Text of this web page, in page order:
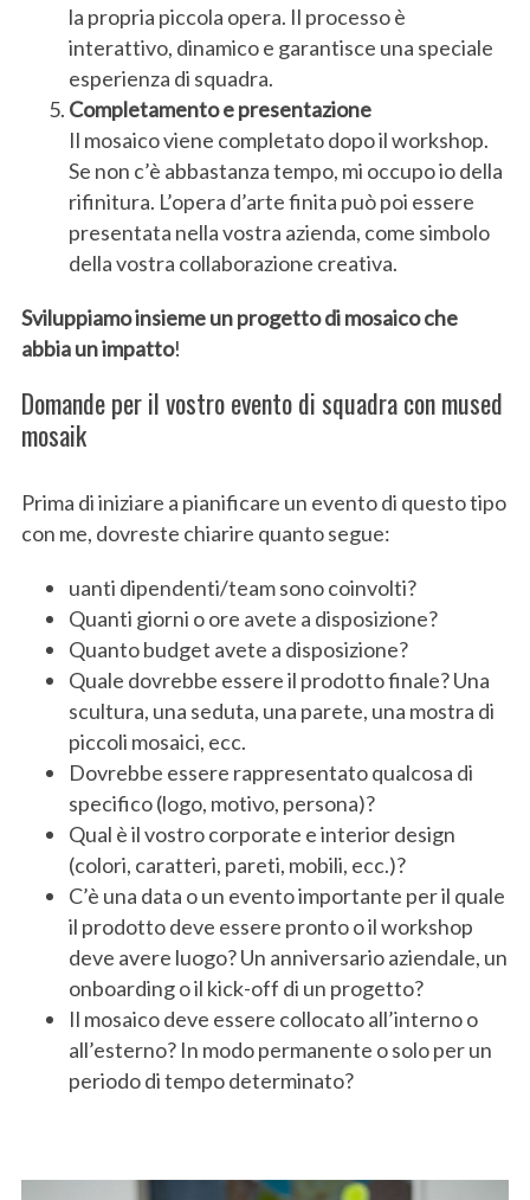
la propria piccola opera. Il processo è
interattivo, dinamico e garantisce una speciale
esperienza di squadra.
Completamento e presentazione
Il mosaico viene completato dopo il workshop.
Se non c’è abbastanza tempo, mi occupo io della
rifinitura. L’opera d’arte finita può poi essere
presentata nella vostra azienda, come simbolo
della vostra collaborazione creativa.
Sviluppiamo insieme un progetto di mosaico che
abbia un impatto!
Domande per il vostro evento di squadra con mused
mosaik
Prima di iniziare a pianificare un evento di questo tipo
con me, dovreste chiarire quanto segue:
uanti dipendenti/team sono coinvolti?
Quanti giorni o ore avete a disposizione?
Quanto budget avete a disposizione?
Quale dovrebbe essere il prodotto finale? Una
scultura, una seduta, una parete, una mostra di
piccoli mosaici, ecc.
Dovrebbe essere rappresentato qualcosa di
specifico (logo, motivo, persona)?
Qual è il vostro corporate e interior design
(colori, caratteri, pareti, mobili, ecc.)?
C’è una data o un evento importante per il quale
il prodotto deve essere pronto o il workshop
deve avere luogo? Un anniversario aziendale, un
onboarding o il kick-off di un progetto?
Il mosaico deve essere collocato all’interno o
all’esterno? In modo permanente o solo per un
periodo di tempo determinato?